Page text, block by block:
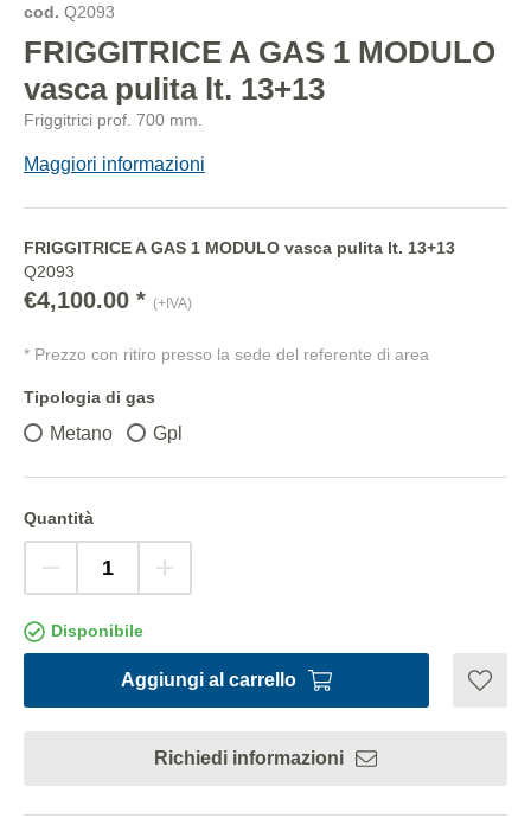
cod. Q2093
FRIGGITRICE A GAS 1 MODULO
vasca pulita lt. 13+13
Friggitrici prof. 700 mm.
Maggiori informazioni
FRIGGITRICE A GAS 1 MODULO vasca pulita lt. 13+13
Q2093
€4,100.00 * (+IVA)
* Prezzo con ritiro presso la sede del referente di area
Tipologia di gas
Metano Gpl
Quantità
Disponibile
Aggiungi al carrello
Richiedi informazioni